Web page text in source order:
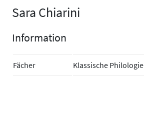
Sara Chiarini
Information
Fächer Klassische Philologie